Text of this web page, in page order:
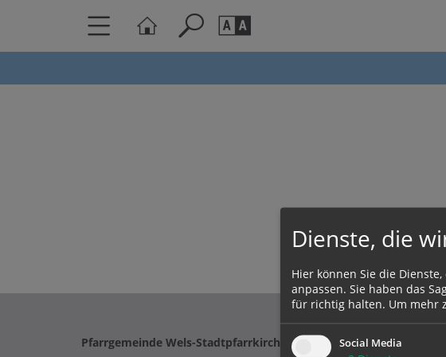
Pfarrgemeinde Wels-Stadtpfarrkirche St. Johannes
Dienste, die
Hier können Sie die
anpassen. Sie haben das
für richtig halten. Um mehr
Social Media